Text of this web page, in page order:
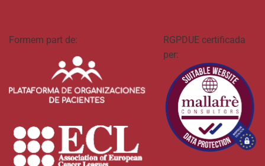
Formem part de:
RGPDUE certificada
per: